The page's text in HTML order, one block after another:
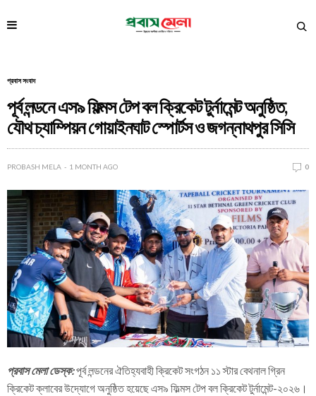
প্রবাস সংবাদ
পূর্ব লন্ডনে এস৯ ফিল্মস টেপ বল ক্রিকেট টুর্নামেন্ট অনুষ্ঠিত,
যৌথ চ্যাম্পিয়ন গোয়াইনঘাট স্পোর্টস ও জগন্নাথপুর সিসি
PROBASH MELA 1 MONTH AGO 0
প্রবাস মেলা ডেস্ক:পূর্ব লন্ডনের ঐতিহ্যবাহী ক্রিকেট সংগঠন ১১ স্টার বেথনাল গ্রিন
ক্রিকেট ক্লাবের উদ্যোগে অনুষ্ঠিত হয়েছে এস৯ ফিল্মস টেপ বল ক্রিকেট টুর্নামেন্ট-২০২৬।